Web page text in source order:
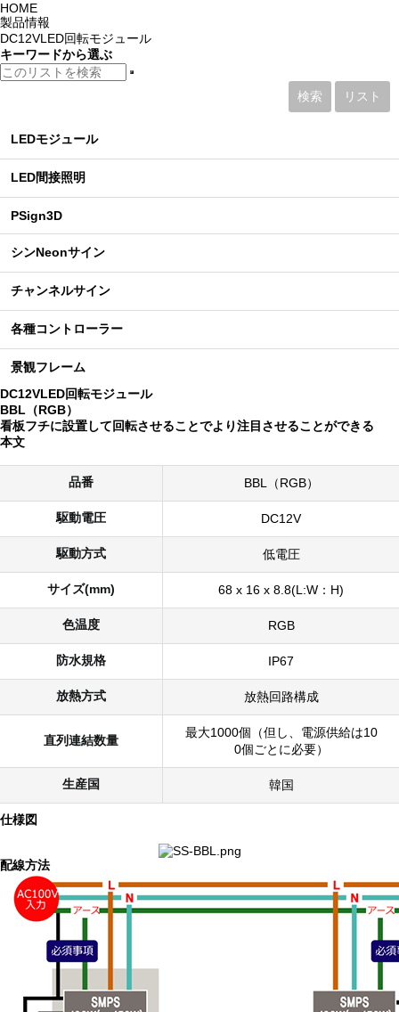
HOME
製品情報
DC12VLED回転モジュール
キーワードから選ぶ
検索 リスト
LEDモジュール
LED間接照明
PSign3D
シンNeonサイン
チャンネルサイン
各種コントローラー
景観フレーム
DC12VLED回転モジュール
BBL（RGB）
看板フチに設置して回転させることでより注目させることができる
本文
品番 BBL（RGB）
駆動電圧 DC12V
駆動方式 低電圧
サイズ(mm) 68 x 16 x 8.8(L:W：H)
色温度 RGB
防水規格 IP67
放熱方式 放熱回路構成
直列連結数量
最大1000個（但し、電源供給は10
0個ごとに必要）
生産国 韓国
仕様図
配線方法